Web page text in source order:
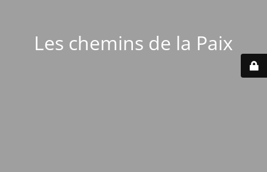
Les chemins de la Paix